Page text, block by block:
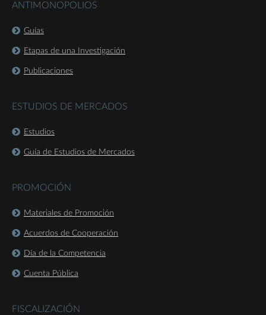
ANTIMONOPOLIOS
Guías
Etapas de una Investigación
Publicaciones
ESTUDIOS DE MERCADOS
Estudios
Guía de Estudios de Mercados
PROMOCIÓN
Materiales de Promoción
Acuerdos de Cooperación
Día de la Competencia
Cuenta Pública
FISCALIZACIÓN